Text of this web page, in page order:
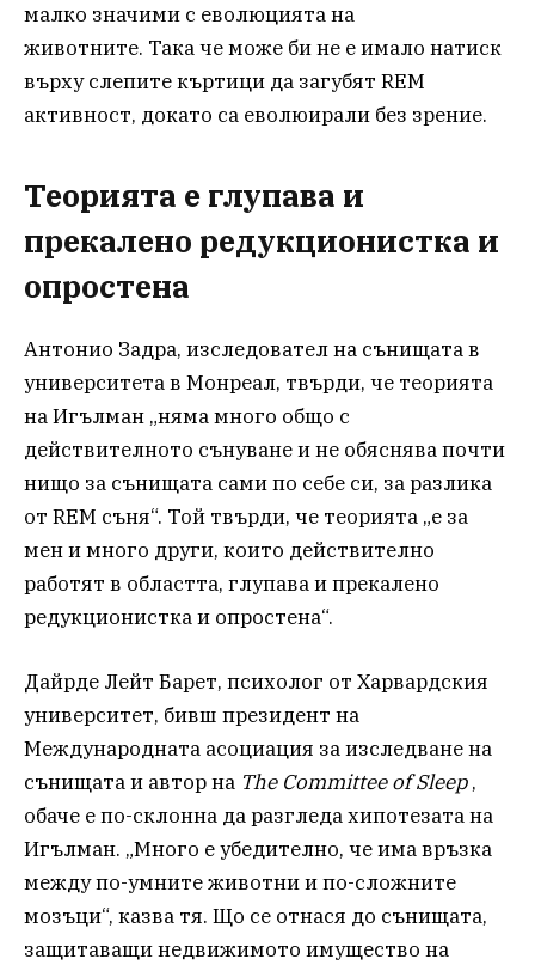
малко значими с еволюцията на
животните. Така че може би не е имало натиск
върху слепите къртици да загубят REM
активност, докато са еволюирали без зрение.
Теорията е глупава и
прекалено редукционистка и
опростена
Антонио Задра, изследовател на сънищата в
университета в Монреал, твърди, че теорията
на Игълман „няма много общо с
действителното сънуване и не обяснява почти
нищо за сънищата сами по себе си, за разлика
от REM съня“. Той твърди, че теорията „е за
мен и много други, които действително
работят в областта, глупава и прекалено
редукционистка и опростена“.
Дайрде Лейт Барет, психолог от Харвардския
университет, бивш президент на
Международната асоциация за изследване на
сънищата и автор на The Committee of Sleep,
обаче е по-склонна да разгледа хипотезата на
Игълман. „Много е убедително, че има връзка
между по-умните животни и по-сложните
мозъци“, казва тя. Що се отнася до сънищата,
защитаващи недвижимото имущество на